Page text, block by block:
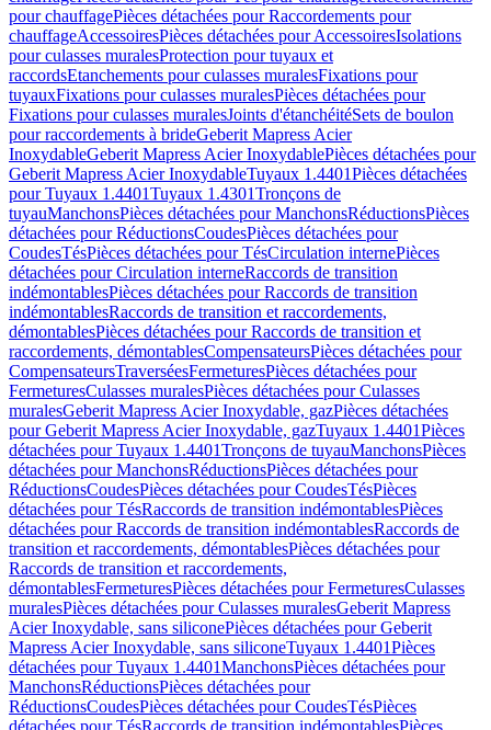
pour chauffagePièces détachées pour Raccordements pour
chauffageAccessoiresPièces détachées pour AccessoiresIsolations
pour culasses muralesProtection pour tuyaux et
raccordsEtanchements pour culasses muralesFixations pour
tuyauxFixations pour culasses muralesPièces détachées pour
Fixations pour culasses muralesJoints d'étanchéitéSets de boulon
pour raccordements à brideGeberit Mapress Acier
InoxydableGeberit Mapress Acier InoxydablePièces détachées pour
Geberit Mapress Acier InoxydableTuyaux 1.4401Pièces détachées
pour Tuyaux 1.4401Tuyaux 1.4301Tronçons de
tuyauManchonsPièces détachées pour ManchonsRéductionsPièces
détachées pour RéductionsCoudesPièces détachées pour
CoudesTésPièces détachées pour TésCirculation internePièces
détachées pour Circulation interneRaccords de transition
indémontablesPièces détachées pour Raccords de transition
indémontablesRaccords de transition et raccordements,
démontablesPièces détachées pour Raccords de transition et
raccordements, démontablesCompensateursPièces détachées pour
CompensateursTraverséesFermeturesPièces détachées pour
FermeturesCulasses muralesPièces détachées pour Culasses
muralesGeberit Mapress Acier Inoxydable, gazPièces détachées
pour Geberit Mapress Acier Inoxydable, gazTuyaux 1.4401Pièces
détachées pour Tuyaux 1.4401Tronçons de tuyauManchonsPièces
détachées pour ManchonsRéductionsPièces détachées pour
RéductionsCoudesPièces détachées pour CoudesTésPièces
détachées pour TésRaccords de transition indémontablesPièces
détachées pour Raccords de transition indémontablesRaccords de
transition et raccordements, démontablesPièces détachées pour
Raccords de transition et raccordements,
démontablesFermeturesPièces détachées pour FermeturesCulasses
muralesPièces détachées pour Culasses muralesGeberit Mapress
Acier Inoxydable, sans siliconePièces détachées pour Geberit
Mapress Acier Inoxydable, sans siliconeTuyaux 1.4401Pièces
détachées pour Tuyaux 1.4401ManchonsPièces détachées pour
ManchonsRéductionsPièces détachées pour
RéductionsCoudesPièces détachées pour CoudesTésPièces
détachées pour TésRaccords de transition indémontablesPièces